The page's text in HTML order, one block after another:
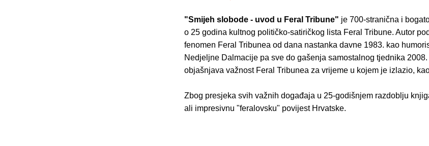
"Smijeh slobode - uvod u Feral Tribune" je 700-stranična i
o 25 godina kultnog političko-satiričkog lista Feral Tribune. Autor
fenomen Feral Tribunea od dana nastanka davne 1983. kao
Nedjeljne Dalmacije pa sve do gašenja samostalnog tjednika
objašnjava važnost Feral Tribunea za vrijeme u kojem je izlazio,
Zbog presjeka svih važnih događaja u 25-godišnjem razdoblju
ali impresivnu "feralovsku" povijest Hrvatske.